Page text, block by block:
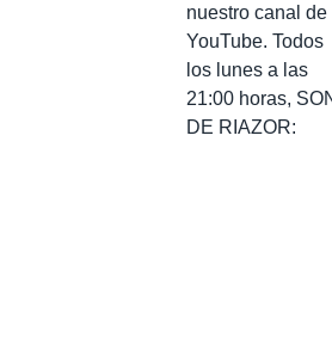
nuestro canal de
YouTube. Todos
los lunes a las
21:00 horas,
DE RIAZOR: